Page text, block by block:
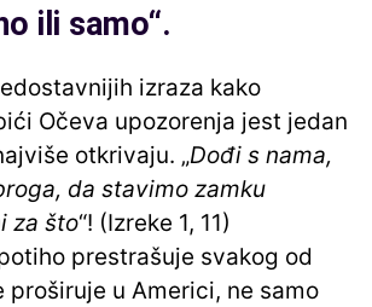
ili samo“.
izraza kako
Očeva upozorenja jest jedan
otkrivaju. „Dođi s nama,
da stavimo zamku
za što“! (Izreke 1, 11)
prestrašuje svakog od
proširuje u Americi, ne samo